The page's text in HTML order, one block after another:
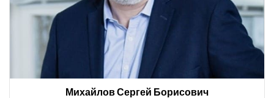
Михайлов Сергей Борисович